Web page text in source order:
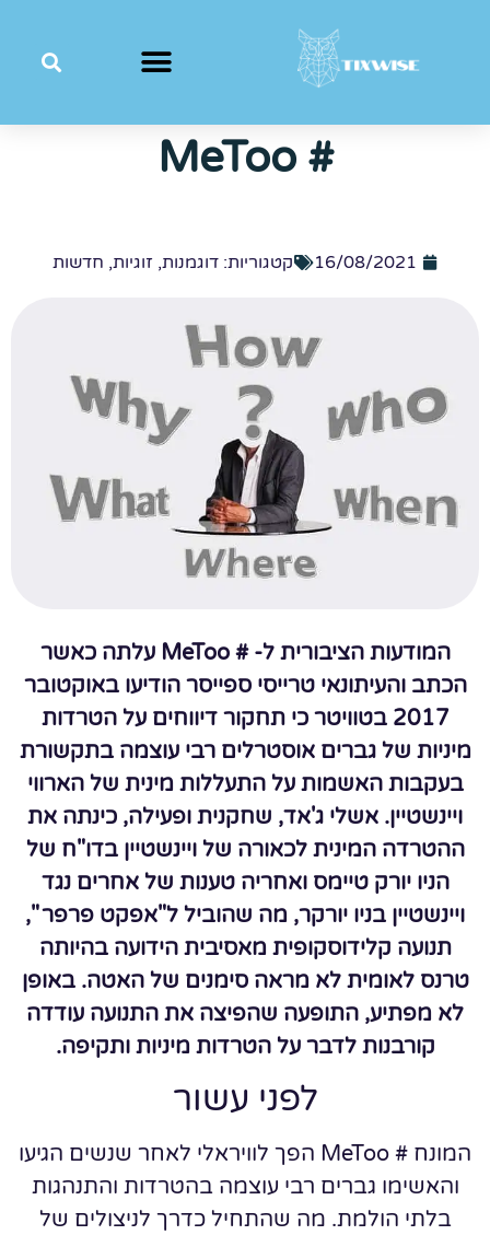
# MeToo
16/08/2021 קטגוריות: דוגמנות, זוגיות, חדשות
המודעות הציבורית ל- # MeToo עלתה כאשר
הכתב והעיתונאי טרייסי ספייסר הודיעו באוקטובר
2017 בטוויטר כי תחקור דיווחים על הטרדות
מיניות של גברים אוסטרלים רבי עוצמה בתקשורת
בעקבות האשמות על התעללות מינית של הארווי
ויינשטיין. אשלי ג'אד, שחקנית ופעילה, כינתה את
ההטרדה המינית לכאורה של ויינשטיין בדו"ח של
הניו יורק טיימס ואחריה טענות של אחרים נגד
ויינשטיין בניו יורקר, מה שהוביל ל"אפקט פרפר ",
תנועה קלידוסקופית מאסיבית הידועה בהיותה
טרנס לאומית לא מראה סימנים של האטה. באופן
לא מפתיע, התופעה שהפיצה את התנועה עודדה
קורבנות לדבר על הטרדות מיניות ותקיפה.
לפני עשור
המונח # MeToo הפך לוויראלי לאחר שנשים הגיעו
והאשימו גברים רבי עוצמה בהטרדות והתנהגות
בלתי הולמת. מה שהתחיל כדרך לניצולים של